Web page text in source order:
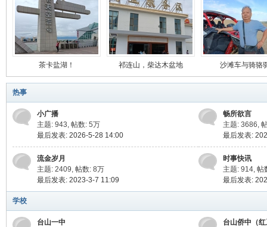
学
茶卡盐湖！ 祁连山，柴达木盆地 沙滩车与骑骆
热事
小广播
主题: 943, 帖数: 5万
最后发表: 2026-5-28 14:00
畅所欲言
主题: 3686,
最后发表:
流金岁月
主题: 2409, 帖数: 8万
最后发表: 2023-3-7 11:09
时事快讯
主题: 914, 帖
最后发表:
学校
台山一中
台山侨中（